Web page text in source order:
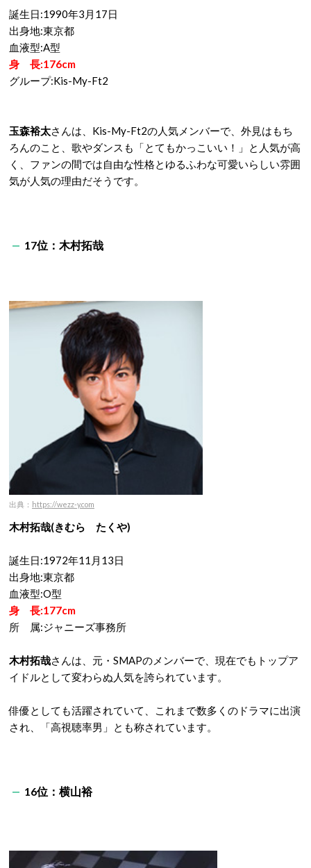
誕生日:1990年3月17日
出身地:東京都
血液型:A型
身 長:176cm
グループ:Kis-My-Ft2
玉森裕太さんは、Kis-My-Ft2の人気メンバーで、外見はもち
ろんのこと、歌やダンスも「とてもかっこいい！」と人気が高
く、ファンの間では自由な性格とゆるふわな可愛いらしい雰囲
気が人気の理由だそうです。
17位：木村拓哉
出典： https://wezz-y.com
木村拓哉(きむら たくや)
誕生日:1972年11月13日
出身地:東京都
血液型:O型
身 長:177cm
所 属:ジャニーズ事務所
木村拓哉さんは、元・SMAPのメンバーで、現在でもトップア
イドルとして変わらぬ人気を誇られています。
俳優としても活躍されていて、これまで数多くのドラマに出演
され、「高視聴率男」とも称されています。
16位：横山裕